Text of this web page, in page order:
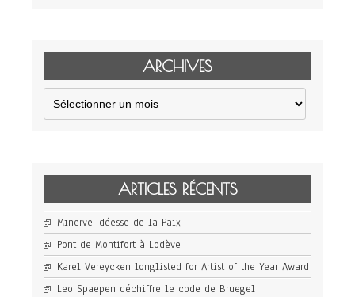
ARCHIVES
Archives
ARTICLES RÉCENTS
Minerve, déesse de la Paix
Pont de Montifort à Lodève
Karel Vereycken longlisted for Artist of the Year Award
Leo Spaepen déchiffre le code de Bruegel